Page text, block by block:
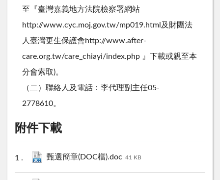
至『臺灣嘉義地方法院檢察署網站
http://www.cyc.moj.gov.tw/mp019.html及財團法
人臺灣更生保護會http://www.after-
care.org.tw/care_chiayi/index.php 』下載或親至本
分會索取)。
（二）聯絡人及電話：李代理副主任05-
2778610。
附件下載
甄選簡章(DOC檔).doc 41 KB